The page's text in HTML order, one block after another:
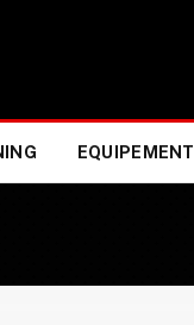
EQUIPEMENT